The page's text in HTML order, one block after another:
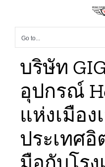
Go to...
บริษัท
อุปกรณ์
แห่งเมือง
ประเทศอิ